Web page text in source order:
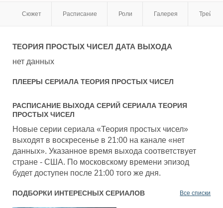
Сюжет Расписание Роли Галерея
ТЕОРИЯ ПРОСТЫХ ЧИСЕЛ ДАТА ВЫХОДА
нет данных
ПЛЕЕРЫ СЕРИАЛА ТЕОРИЯ ПРОСТЫХ ЧИСЕЛ
РАСПИСАНИЕ ВЫХОДА СЕРИЙ СЕРИАЛА ТЕОРИЯ
ПРОСТЫХ ЧИСЕЛ
Новые серии сериала «Теория простых чисел»
выходят в воскресенье в 21:00 на канале «нет
данных». Указанное время выхода соответствует
стране - США. По московскому времени эпизод
будет доступен после 21:00 того же дня.
ПОДБОРКИ ИНТЕРЕСНЫХ СЕРИАЛОВ Все списки